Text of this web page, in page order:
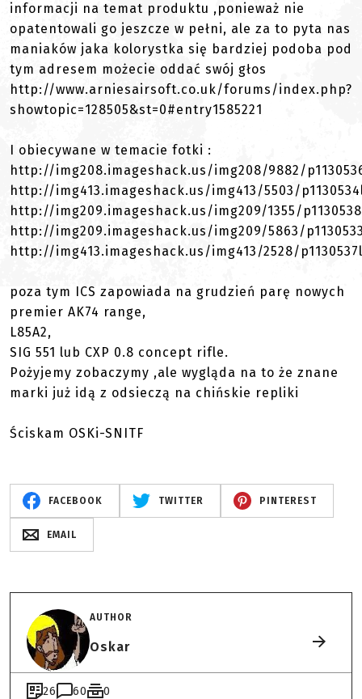
informacji na temat produktu ,ponieważ nie
opatentowali go jeszcze w pełni, ale za to pyta nas
maniaków jaka kolorystka się bardziej podoba pod
tym adresem możecie oddać swój głos
http://www.arniesairsoft.co.uk/forums/index.php?
showtopic=128505&st=0#entry1585221
I obiecywane w temacie fotki :
http://img208.imageshack.us/img208/9882/
http://img413.imageshack.us/img413/5503/
http://img209.imageshack.us/img209/1355/
http://img209.imageshack.us/img209/5863/
http://img413.imageshack.us/img413/2528/
poza tym ICS zapowiada na grudzień parę nowych
premier AK74 range,
L85A2,
SIG 551 lub CXP 0.8 concept rifle.
Pożyjemy zobaczymy ,ale wygląda na to że znane
marki już idą z odsieczą na chińskie repliki
Ściskam OSKi-SNITF
FACEBOOK TWITTER PINTEREST
EMAIL
AUTHOR
Oskar
26 60 0